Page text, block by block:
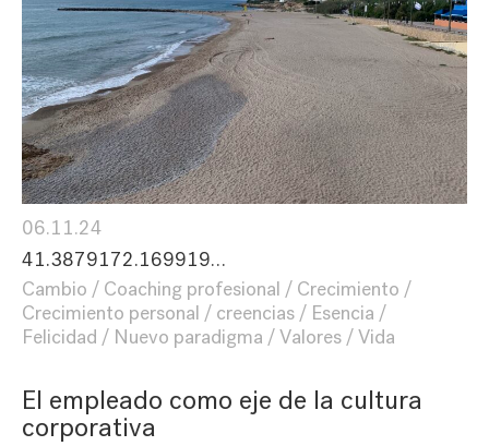
06.11.24
41.3879172.169919…
Cambio
Coaching profesional
Crecimiento
Crecimiento personal
creencias
Esencia
Felicidad
Nuevo paradigma Valores Vida
El empleado como eje de la cultura
corporativa